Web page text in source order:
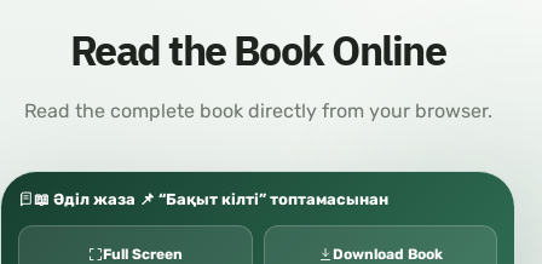
Read the Book Online
Read the complete book directly from your browser.
📖 Әділ жаза 📌 “Бақыт кілті” топтамасынан
Full Screen Download Book